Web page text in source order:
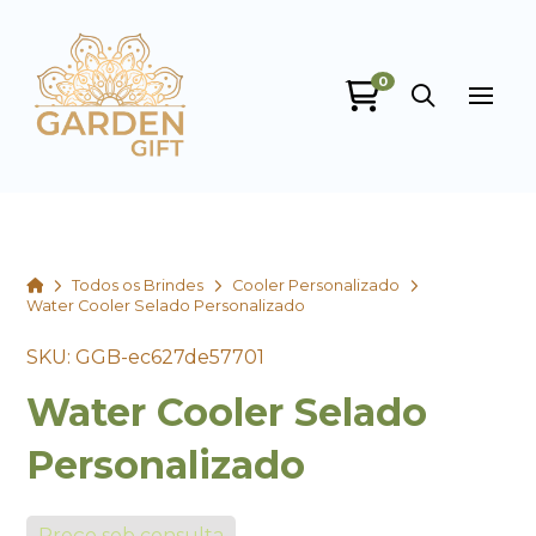
0
HomeTodos os Brindes
Cooler Personalizado
Water Cooler Selado Personalizado
SKU: GGB-ec627de57701
Water Cooler Selado
Personalizado
Garden Gift
online